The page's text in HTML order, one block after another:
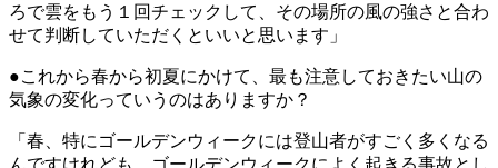
ろで雲をもう１回チェックして、その場所の風の強さと合わ
せて判断していただくといいと思います」
●これから春から初夏にかけて、最も注意しておきたい山の
気象の変化っていうのはありますか？
「春、特にゴールデンウィークには登山者がすごく多くなる